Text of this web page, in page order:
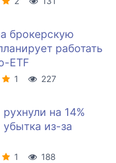
брокерскую
работать
ETF
1
227
на 14%
убытка из-за
1
188